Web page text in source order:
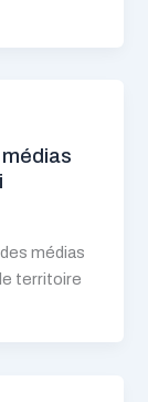
médias
territoire